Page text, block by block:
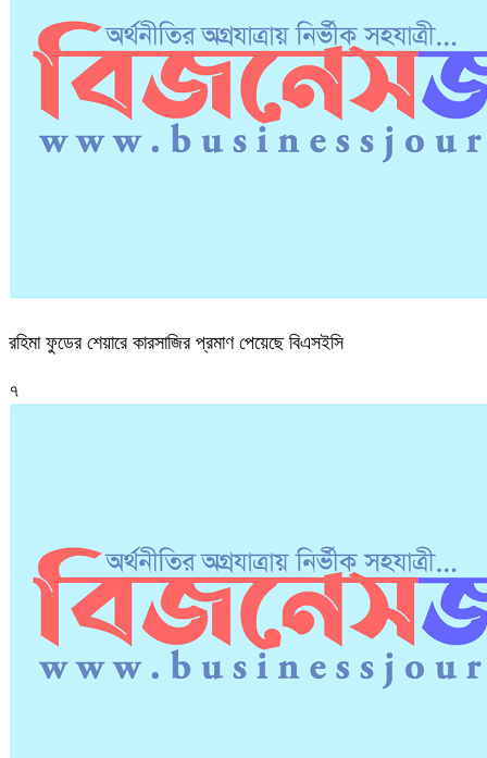
রহিমা ফুডের শেয়ারে কারসাজির প্রমাণ পেয়েছে বিএসইসি
৭